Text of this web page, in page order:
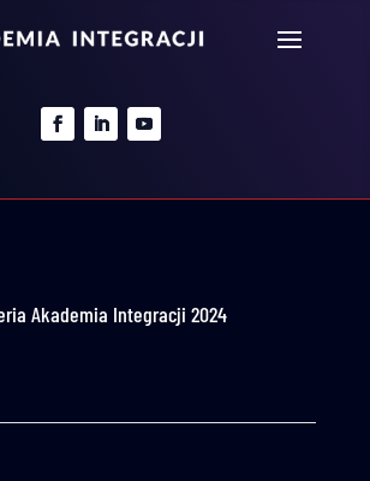
Akademia Integracji 2024